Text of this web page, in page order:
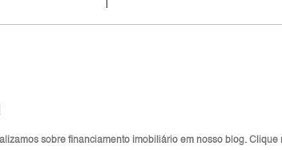
sobre financiamento imobiliário em nosso blog. Clique